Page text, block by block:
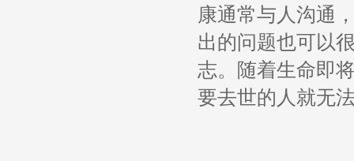
康通常与人沟通
出的问题也可以
志。随着生命即
要去世的人就无